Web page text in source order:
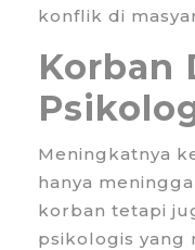
konflik di
Korban
Meningkatnya
hanya
korban tetapi
psikologis yang